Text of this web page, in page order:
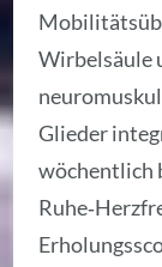
Wirbelsäule
Glieder
wöchentlich